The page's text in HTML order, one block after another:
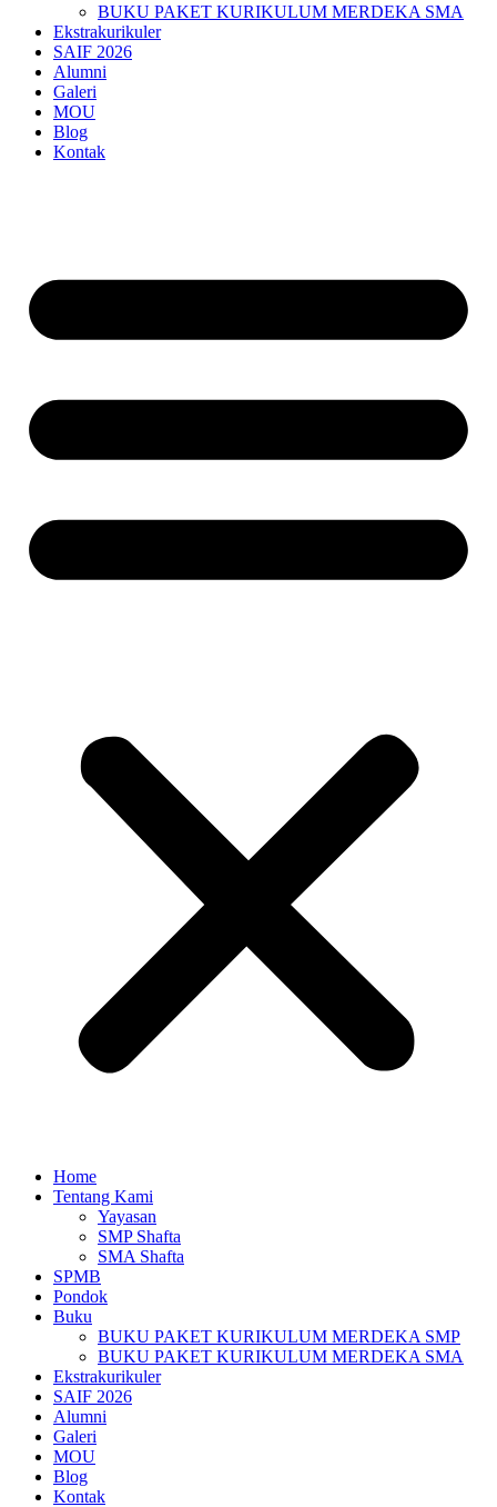
BUKU PAKET KURIKULUM MERDEKA SMA
Ekstrakurikuler
SAIF 2026
Alumni
Galeri
MOU
Blog
Kontak
Home
Tentang Kami
Yayasan
SMP Shafta
SMA Shafta
SPMB
Pondok
Buku
BUKU PAKET KURIKULUM MERDEKA SMP
BUKU PAKET KURIKULUM MERDEKA SMA
Ekstrakurikuler
SAIF 2026
Alumni
Galeri
MOU
Blog
Kontak